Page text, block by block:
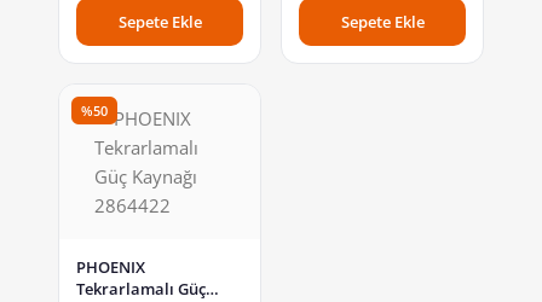
Sepete Ekle Sepete Ekle
%50
PHOENIX
Tekrarlamalı Güç